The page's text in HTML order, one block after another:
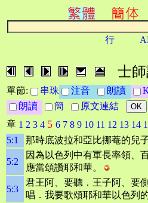
行
士師
單節: 串珠 注音 朗讀
朗讀
簡
原文連結
章 1 2 3 4 5 6 7 8 9 10 11 12 13 14
5:1
那時底波拉和亞比挪菴的兒
5:2
因為以色列中有軍長率領、
應當頌讚耶和華。
5:3
君王阿、要聽．王子阿、要
唱．我要歌頌耶和華以色列